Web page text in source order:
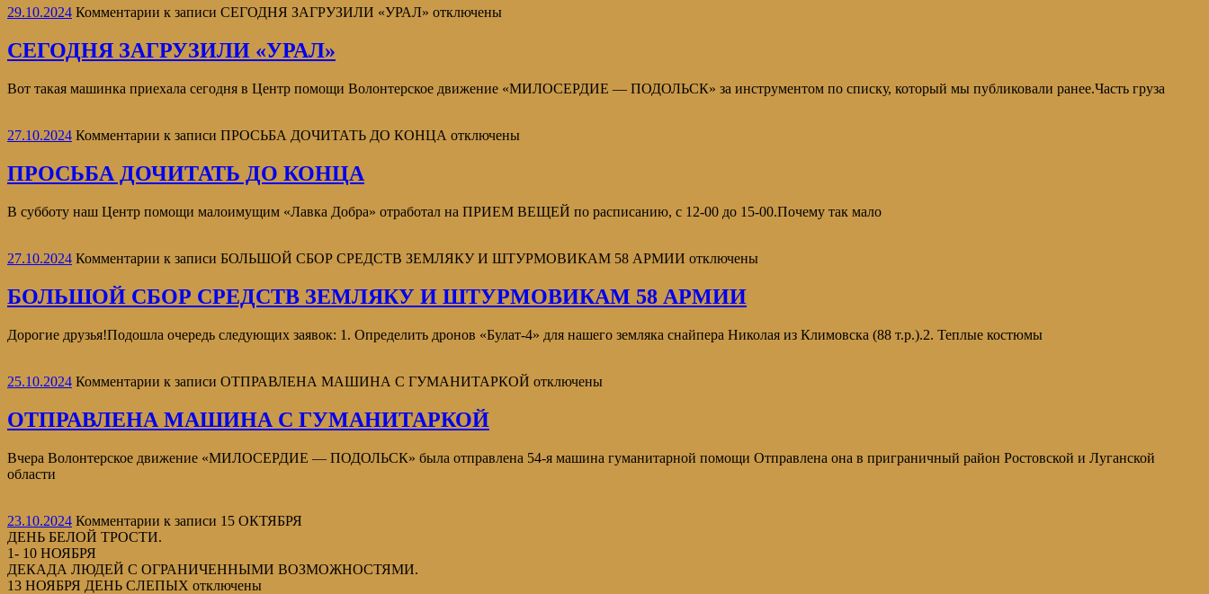
29.10.2024 Комментарии к записи СЕГОДНЯ ЗАГРУЗИЛИ «УРАЛ» отключены
СЕГОДНЯ ЗАГРУЗИЛИ «УРАЛ»
Вот такая машинка приехала сегодня в Центр помощи Волонтерское движение «МИЛОСЕРДИЕ — ПОДОЛЬСК» за инструментом по списку, который мы публиковали ранее.Часть груза
27.10.2024 Комментарии к записи ПРОСЬБА ДОЧИТАТЬ ДО КОНЦА отключены
ПРОСЬБА ДОЧИТАТЬ ДО КОНЦА
В субботу наш Центр помощи малоимущим «Лавка Добра» отработал на ПРИЕМ ВЕЩЕЙ по расписанию, с 12-00 до 15-00.Почему так мало
27.10.2024 Комментарии к записи БОЛЬШОЙ СБОР СРЕДСТВ ЗЕМЛЯКУ И ШТУРМОВИКАМ 58 АРМИИ отключены
БОЛЬШОЙ СБОР СРЕДСТВ ЗЕМЛЯКУ И ШТУРМОВИКАМ 58 АРМИИ
Дорогие друзья!Подошла очередь следующих заявок: 1. Определить дронов «Булат-4» для нашего земляка снайпера Николая из Климовска (88 т.р.).2. Теплые костюмы
25.10.2024 Комментарии к записи ОТПРАВЛЕНА МАШИНА С ГУМАНИТАРКОЙ отключены
ОТПРАВЛЕНА МАШИНА С ГУМАНИТАРКОЙ
Вчера Волонтерское движение «МИЛОСЕРДИЕ — ПОДОЛЬСК» была отправлена 54-я машина гуманитарной помощи Отправлена она в приграничный район Ростовской и Луганской
области
23.10.2024 Комментарии к записи 15 ОКТЯБРЯ
ДЕНЬ БЕЛОЙ ТРОСТИ.
1- 10 НОЯБРЯ
ДЕКАДА ЛЮДЕЙ С ОГРАНИЧЕННЫМИ ВОЗМОЖНОСТЯМИ.
13 НОЯБРЯ ДЕНЬ СЛЕПЫХ отключены